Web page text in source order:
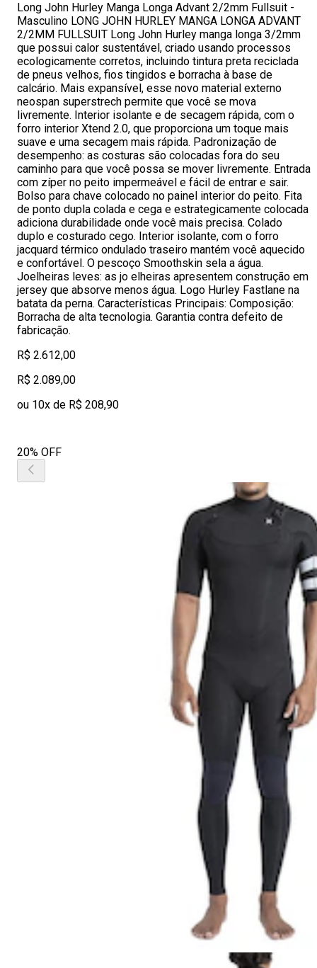
Long John Hurley Manga Longa Advant 2/2mm Fullsuit -
Masculino LONG JOHN HURLEY MANGA LONGA ADVANT
2/2MM FULLSUIT Long John Hurley manga longa 3/2mm
que possui calor sustentável, criado usando processos
ecologicamente corretos, incluindo tintura preta reciclada
de pneus velhos, fios tingidos e borracha à base de
calcário. Mais expansível, esse novo material externo
neospan superstrech permite que você se mova
livremente. Interior isolante e de secagem rápida, com o
forro interior Xtend 2.0, que proporciona um toque mais
suave e uma secagem mais rápida. Padronização de
desempenho: as costuras são colocadas fora do seu
caminho para que você possa se mover livremente. Entrada
com zíper no peito impermeável e fácil de entrar e sair.
Bolso para chave colocado no painel interior do peito. Fita
de ponto dupla colada e cega e estrategicamente colocada
adiciona durabilidade onde você mais precisa. Colado
duplo e costurado cego. Interior isolante, com o forro
jacquard térmico ondulado traseiro mantém você aquecido
e confortável. O pescoço Smoothskin sela a água.
Joelheiras leves: as jo elheiras apresentem construção em
jersey que absorve menos água. Logo Hurley Fastlane na
batata da perna. Características Principais: Composição:
Borracha de alta tecnologia. Garantia contra defeito de
fabricação.
R$ 2.612,00
R$ 2.089,00
ou 10x de R$ 208,90
20% OFF